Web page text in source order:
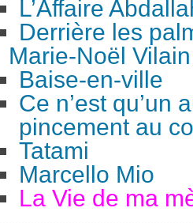
L’Affaire
Derrière les
Marie-Noël Vilain
Baise-en-ville
Ce n’est qu’un
pincement au
Tatami
Marcello Mio
La Vie de ma